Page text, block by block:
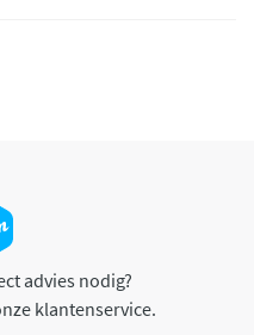
advies nodig?
klantenservice.